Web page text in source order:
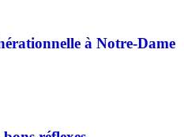
à Notre-Dame